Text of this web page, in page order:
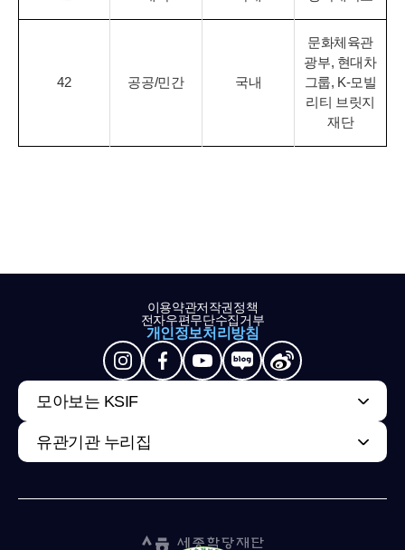
42 공공/민간 국내
문화체육관
광부, 현대차
그룹, K-모빌
리티 브릿지
재단
이용약관저작권정책
전자우편무단수집거부
개인정보처리방침
모아보는 KSIF
유관기관 누리집